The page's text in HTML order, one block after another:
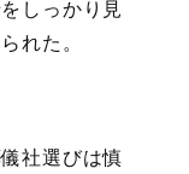
しっかり見
れた。
社選びは慎